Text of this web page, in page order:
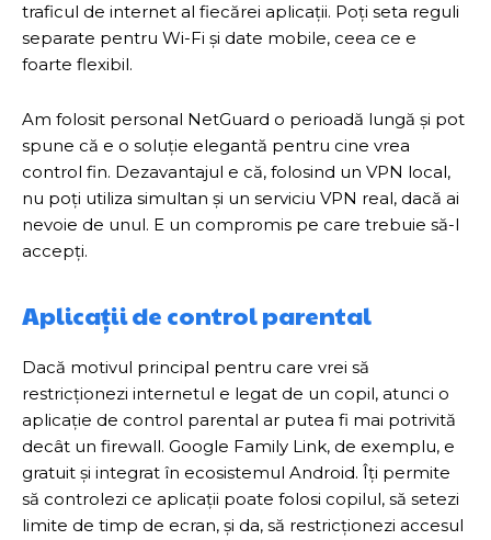
traficul de internet al fiecărei aplicații. Poți seta reguli
separate pentru Wi-Fi și date mobile, ceea ce e
foarte flexibil.
Am folosit personal NetGuard o perioadă lungă și pot
spune că e o soluție elegantă pentru cine vrea
control fin. Dezavantajul e că, folosind un VPN local,
nu poți utiliza simultan și un serviciu VPN real, dacă ai
nevoie de unul. E un compromis pe care trebuie să-l
accepți.
Aplicații de control parental
Dacă motivul principal pentru care vrei să
restricționezi internetul e legat de un copil, atunci o
aplicație de control parental ar putea fi mai potrivită
decât un firewall. Google Family Link, de exemplu, e
gratuit și integrat în ecosistemul Android. Îți permite
să controlezi ce aplicații poate folosi copilul, să setezi
limite de timp de ecran, și da, să restricționezi accesul